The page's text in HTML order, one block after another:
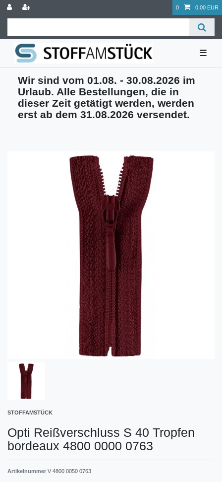
0 0,00 EUR
☰
Wir sind vom 01.08. - 30.08.2026 im
Urlaub. Alle Bestellungen, die in
dieser Zeit getätigt werden, werden
erst ab dem 31.08.2026 versendet.
STOFFAMSTÜCK
Opti Reißverschluss S 40 Tropfen
bordeaux 4800 0000 0763
Artikelnummer V 4800 0050 0763